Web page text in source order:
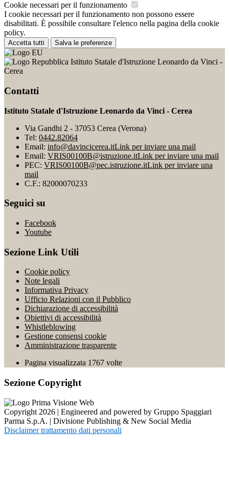
Cookie necessari per il funzionamento
I cookie necessari per il funzionamento non possono essere
disabilitati. È possibile consultare l'elenco nella pagina della cookie
policy.
Accetta tutti Salva le preferenze
Istituto Statale d'Istruzione Leonardo da Vinci -
Cerea
Contatti
Istituto Statale d'Istruzione Leonardo da Vinci - Cerea
Via Gandhi 2 - 37053 Cerea (Verona)
Tel: 0442.82064
Email: info@davincicerea.itLink per inviare una mail
Email: VRIS00100B@istruzione.itLink per inviare una mail
PEC: VRIS00100B@pec.istruzione.itLink per inviare una
mail
C.F.: 82000070233
Seguici su
Facebook
Youtube
Sezione Link Utili
Cookie policy
Note legali
Informativa Privacy
Ufficio Relazioni con il Pubblico
Dichiarazione di accessibilità
Obiettivi di accessibilità
Whistleblowing
Gestione consensi cookie
Amministrazione trasparente
Pagina visualizzata 1767 volte
Sezione Copyright
Copyright 2026 | Engineered and powered by Gruppo Spaggiari
Parma S.p.A. | Divisione Publishing & New Social Media
Disclaimer trattamento dati personali